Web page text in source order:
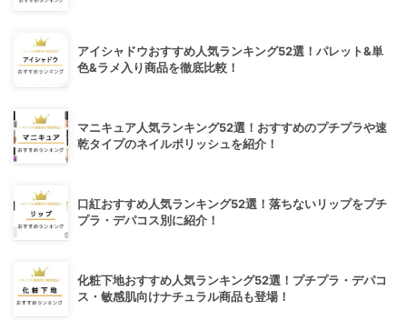
アイシャドウおすすめ人気ランキング52選！パレット&単
色&ラメ入り商品を徹底比較！
マニキュア人気ランキング52選！おすすめのプチプラや速
乾タイプのネイルポリッシュを紹介！
口紅おすすめ人気ランキング52選！落ちないリップをプチ
プラ・デパコス別に紹介！
化粧下地おすすめ人気ランキング52選！プチプラ・デパコ
ス・敏感肌向けナチュラル商品も登場！